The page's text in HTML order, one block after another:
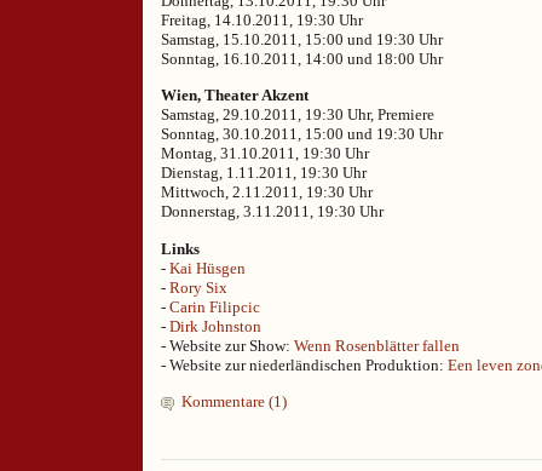
Freitag, 14.10.2011, 19:30 Uhr
Samstag, 15.10.2011, 15:00 und 19:30 Uhr
Sonntag, 16.10.2011, 14:00 und 18:00 Uhr
Wien, Theater Akzent
Samstag, 29.10.2011, 19:30 Uhr, Premiere
Sonntag, 30.10.2011, 15:00 und 19:30 Uhr
Montag, 31.10.2011, 19:30 Uhr
Dienstag, 1.11.2011, 19:30 Uhr
Mittwoch, 2.11.2011, 19:30 Uhr
Donnerstag, 3.11.2011, 19:30 Uhr
Links
- Kai Hüsgen
- Rory Six
- Carin Filipcic
- Dirk Johnston
- Website zur Show: Wenn Rosenblätter fallen
- Website zur niederländischen Produktion: Een leven
Kommentare (1)